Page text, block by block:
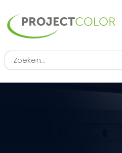
naar
de
Zoeken